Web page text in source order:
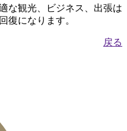
な観光、ビジネス、出張は
復になります。
戻る